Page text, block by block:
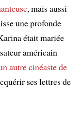
, mais aussi
une profonde
était mariée
américain
autre cinéaste de
ses lettres de